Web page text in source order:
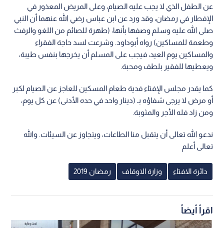
عن الطفل الذي لا يجب عليه الصيام، وعلى المريض المعذور في
الإفطار في رمضان، وقد ورد عن ابن عباس رضي الله عنهما أن النبي
صلى الله عليه وسلم وصفها بأنها: (طهرة للصائم من اللغو والرفث
وطعمة للمساكين) رواه أبوداود. وشرعت لسد حاجة الفقراء
والمساكين يوم العيد، فيجب على المسلم أن يخرجها بنفس طيبة،
ويعطيها للفقير بلطف ومحبة.
كما يقدر مجلس الإفتاء فدية طعام المسكين للعاجز عن الصيام لكبر
أو مرض لا يرجى شفاؤه بـ (دينار واحد في حده الأدنى) عن كل يوم،
ومن زاد فله الأجر والمثوبة.
ندعو الله تعالى أن يتقبل منا الطاعات، ويتجاوز عن السيئات. والله
تعالى أعلم
دائرة الافتاء وزارة الاوقاف رمضان 2019
اقرأ أيضاً